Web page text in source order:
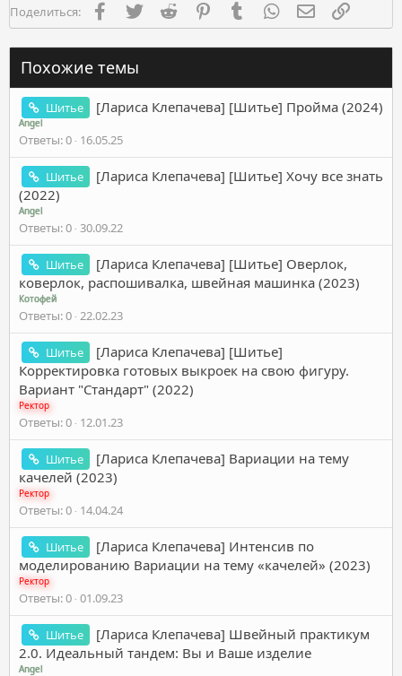
Поделиться: FacebookTwitter Reddit PinterestTumblr WhatsAppЭлектронная
Похожие темы
Шитье [Лариса Клепачева] [Шитье] Пройма (2024)
Angel
Ответы 0 16.05.25
Шитье
[Лариса Клепачева] [Шитье] Хочу все знать
(2022)
Angel
Ответы 0 30.09.22
Шитье
[Лариса Клепачева] [Шитье] Оверлок,
коверлок, распошивалка, швейная машинка (2023)
Котофей
Ответы 0 22.02.23
Шитье
[Лариса Клепачева] [Шитье]
Корректировка готовых выкроек на свою фигуру.
Вариант "Стандарт" (2022)
Ректор
Ответы 0 12.01.23
Шитье
[Лариса Клепачева] Вариации на тему
качелей (2023)
Ректор
Ответы 0 14.04.24
Шитье
[Лариса Клепачева] Интенсив по
моделированию Вариации на тему «качелей» (2023)
Ректор
Ответы 0 01.09.23
Шитье
[Лариса Клепачева] Швейный практикум
2.0. Идеальный тандем: Вы и Ваше изделие
Angel